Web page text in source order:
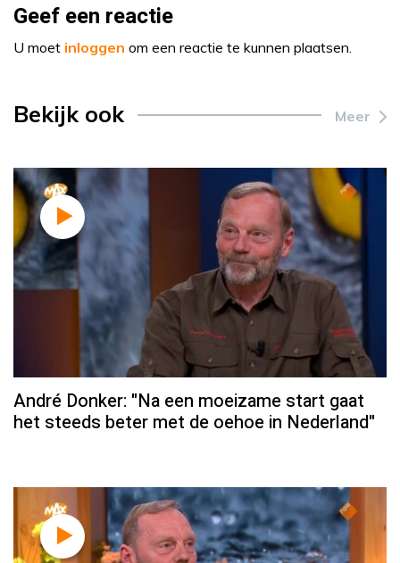
Geef een reactie
U moet inloggen om een reactie te kunnen plaatsen.
Bekijk ook Meer
André Donker: "Na een moeizame start gaat
het steeds beter met de oehoe in Nederland"